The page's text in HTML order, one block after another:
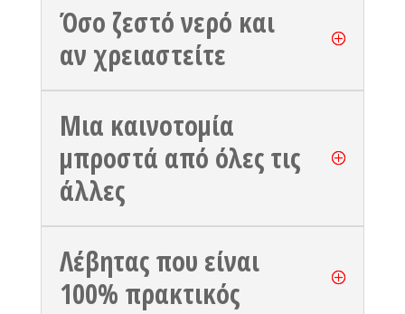
Όσο ζεστό νερό και
αν χρειαστείτε
Μια καινοτομία
μπροστά από όλες τις
άλλες
Λέβητας που είναι
100% πρακτικός